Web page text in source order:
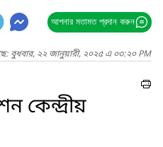
আপনার মতামত প্রদান করুন
বুধবার, ২২ জানুয়ারী, ২০২৫ এ ০৩:২০ PM
কেন্দ্রীয়